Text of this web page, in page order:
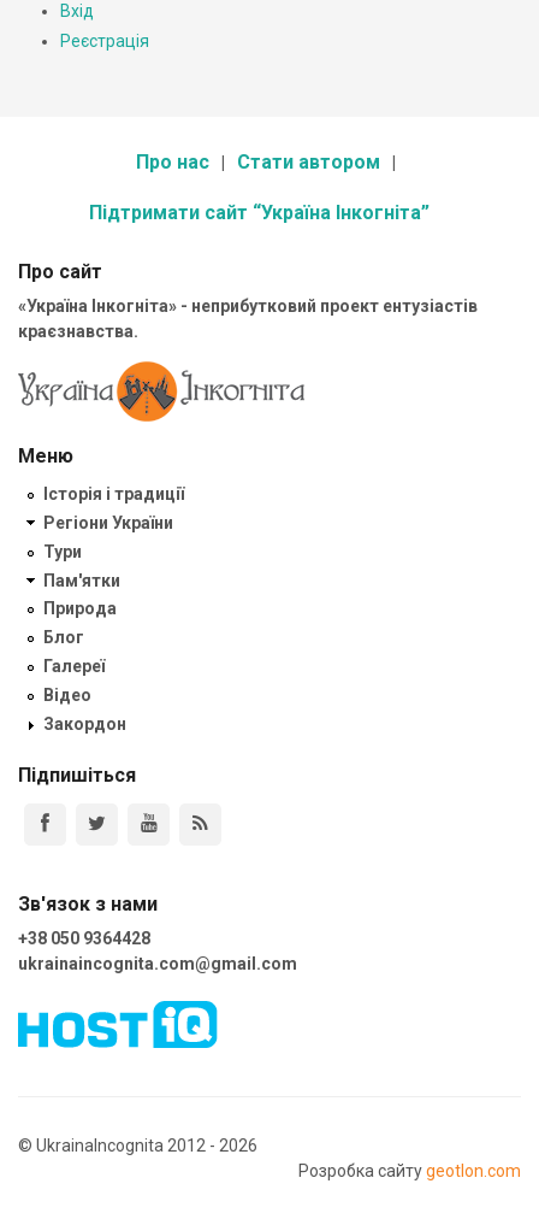
Вхід
Реєстрація
Про нас Стати автором
Підтримати сайт “Україна Інкогніта”
Про сайт
«Україна Інкогніта» - неприбутковий проект ентузіастів
краєзнавства.
Меню
Історія і традиції
Регіони України
Тури
Пам'ятки
Природа
Блог
Галереї
Відео
Закордон
Підпишіться
Зв'язок з нами
+38 050 9364428
ukrainaincognita.com@gmail.com
© UkrainaIncognita 2012 - 2026
Розробка сайтуgeotlon.com